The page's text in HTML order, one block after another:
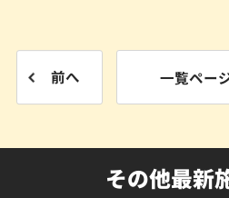
前へ 一覧ペー
その他最新